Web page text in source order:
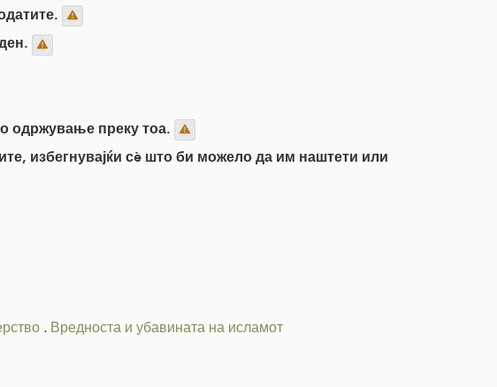
одржување преку тоа.
избегнувајќи сè што би можело да им наштети или
.Вредноста и убавината на исламот